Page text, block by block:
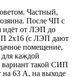
Частный,
После ЧП с
идёт от ЛЭП до
2х16 (с ЛЭП дают
помещение,
для каждой
вариант такой СИП
на 63 А, на выходе